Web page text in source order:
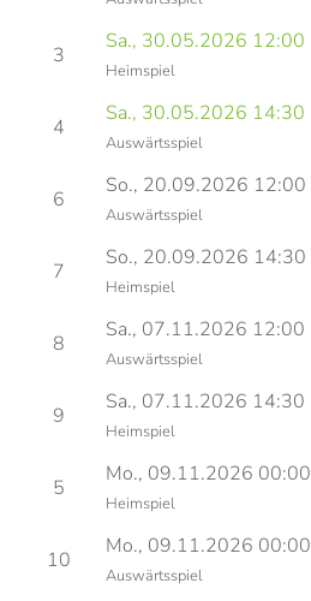
3
Sa., 30.05.2026 12:00
Heimspiel
4
Sa., 30.05.2026 14:30
Auswärtsspiel
6
So., 20.09.2026 12:00
Auswärtsspiel
7
So., 20.09.2026 14:30
Heimspiel
8
Sa., 07.11.2026 12:00
Auswärtsspiel
9
Sa., 07.11.2026 14:30
Heimspiel
5
Mo., 09.11.2026 00:00
Heimspiel
10
Mo., 09.11.2026 00:00
Auswärtsspiel